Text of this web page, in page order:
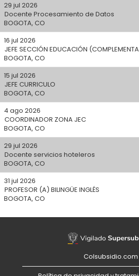
29 jul 2026
Docente Procesamiento de Datos
BOGOTA, CO
16 jul 2026
JEFE SECCIÓN EDUCACIÓN
BOGOTA, CO
15 jul 2026
JEFE CURRICULO
BOGOTA, CO
4 ago 2026
COORDINADOR ZONA JEC
BOGOTA, CO
29 jul 2026
Docente servicios hoteleros
BOGOTA, CO
31 jul 2026
PROFESOR (A) BILINGÜE INGLÉS
BOGOTA, CO
Colsubsidio.com